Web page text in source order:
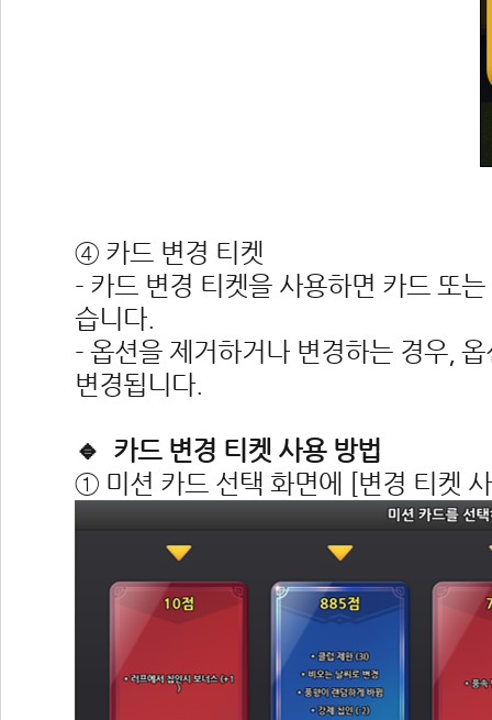
④ 카드 변경 티켓
- 카드 변경 티켓을 사용하면 카드 또
습니다.
- 옵션을 제거하거나 변경하는 경우,
변경됩니다.
🔹 카드 변경 티켓 사용 방법
① 미션 카드 선택 화면에 [변경 티켓